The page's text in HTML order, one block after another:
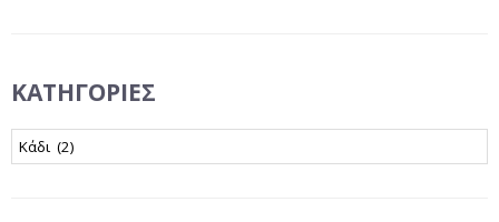
KΑΤΗΓΟΡΊΕΣ
Kατηγορίες